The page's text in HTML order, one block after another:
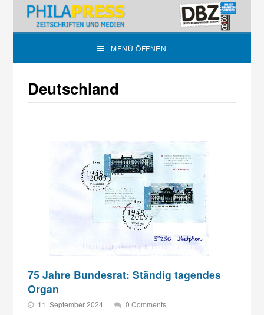
MENÜ ÖFFNEN
Deutschland
75 Jahre Bundesrat: Ständig tagendes
Organ
11. September 2024 0 Comments